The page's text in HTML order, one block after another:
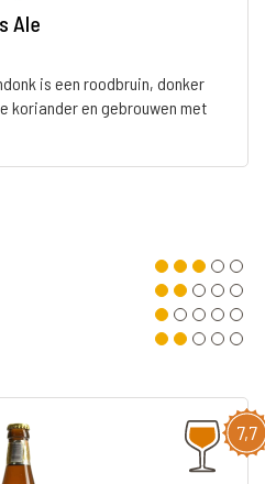
Ale
is een roodbruin, donker
koriander en gebrouwen met
7,7